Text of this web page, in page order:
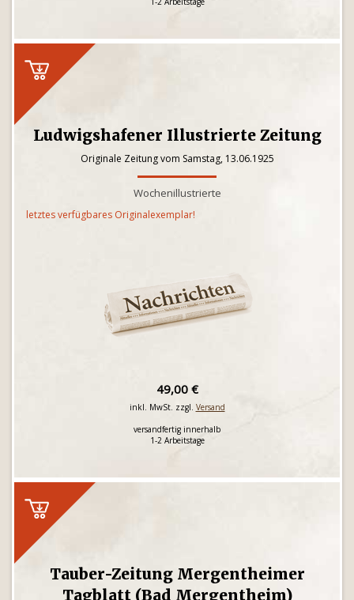
Ludwigshafener Illustrierte Zeitung
Originale Zeitung vom Samstag, 13.06.1925
Wochenillustrierte
letztes verfügbares Originalexemplar!
49,00 €
inkl. MwSt. zzgl. Versand
versandfertig innerhalb
1-2 Arbeitstage
Tauber-Zeitung Mergentheimer
Tagblatt (Bad Mergentheim)